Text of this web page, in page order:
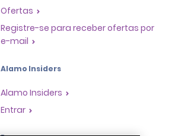
Ofertas
Registre-se para receber ofertas por
e-mail
Alamo Insiders
Alamo Insiders
Entrar